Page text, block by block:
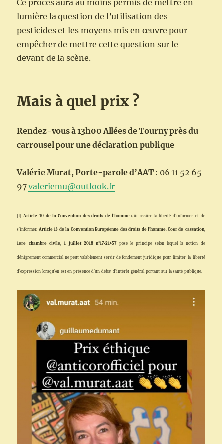
Ce procès aura au moins permis de mettre en
lumière la question de l’utilisation des
pesticides et les moyens mis en œuvre pour
empêcher de mettre cette question sur le
devant de la scène.
Mais à quel prix ?
Rendez-vousà13h00 AlléesdeTournyprèsdu
carrouselpourunedéclaration publique
ValérieMurat,Porte-paroled’AAT : 06 11 52 65
97valeriemu@outlook.fr
[1]Article 10 de la Convention des droits de l’hommequi assure la liberté d’informer et de
s’informer. Article 13 de la Convention Européenne des droits de l’homme. Cour de cassation,
1ere chambre civile, 1 juillet 2018 n°17-21457 pose le principe selon lequel la notion de
dénigrement commercial ne peut valablement servir de fondement juridique pour limiter la liberté
d’expression lorsqu’on est en présence d’un débat d’intérêt général portant sur la santé publique.